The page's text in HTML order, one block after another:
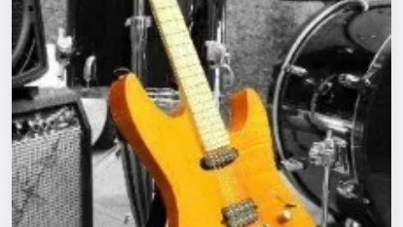
Спорт
События
Города
Площадки
Артисты